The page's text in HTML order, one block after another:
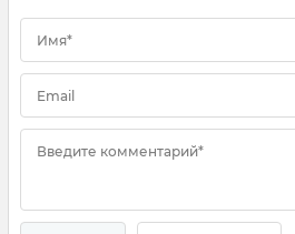
Имя*
Email
Введите комментарий*